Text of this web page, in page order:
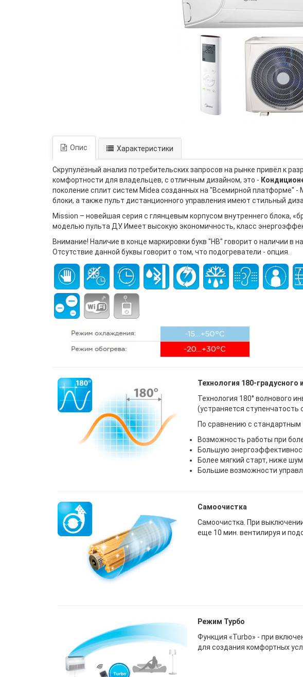
Опис Характеристики
Скрупулёзный анализ потребительских запросов на рынке привёл к
комфортности для владельцев, с отличным дизайном, это -
поколение сплит систем Midea созданных на "Всемирной платформе"
блоки, а также пульт дистанционного управления имеют стильный
Mission – новейшая серия с глянцевым корпусом внутреннего блока,
моделью пульта ДУ. Имеет высокую экономичность, класс
Внимание! Наличие в конце маркировки букв "HB" говорит о наличии в
Отсутствие данной буквы говорит о том, что подогреватели - опция.
Технология 180-градусного
Технология 180° волнового
(устраняется ступенчатость
По сравнению с
Возможность работы при
Большую
Более мягкий старт, ниже
Большие возможности
Самоочистка
Самоочистка. При
еще 10 мин. вентилируя и
Режим Турбо
Функция «Turbo» - при
для создания комфортных